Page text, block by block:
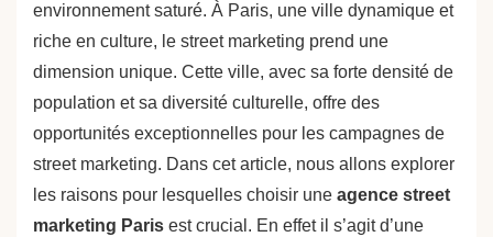
environnement saturé. À Paris, une ville dynamique et
riche en culture, le street marketing prend une
dimension unique. Cette ville, avec sa forte densité de
population et sa diversité culturelle, offre des
opportunités exceptionnelles pour les campagnes de
street marketing. Dans cet article, nous allons explorer
les raisons pour lesquelles choisir une agence street
marketing Paris est crucial. En effet il s’agit d’une